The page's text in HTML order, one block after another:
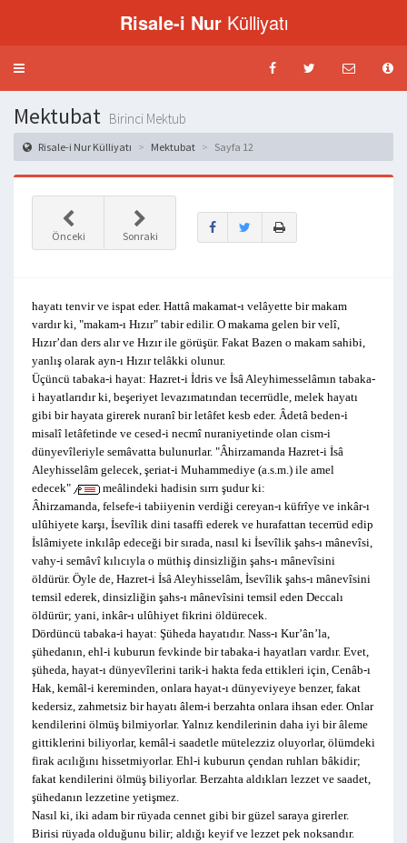
Risale-i NurKülliyatı
Menü
Mektubat Birinci Mektub
Risale-i Nur Külliyatı Mektubat Sayfa 12
Önceki Sonraki
hayatı tenvir ve ispat eder. Hattâ makamat-ı velâyette bir makam
vardır ki, "makam-ı Hızır" tabir edilir. O makama gelen bir velî,
Hızır’dan ders alır ve Hızır ile görüşür. Fakat Bazen o makam sahibi,
yanlış olarak ayn-ı Hızır telâkki olunur.
Üçüncü tabaka-i hayat: Hazret-i İdris ve İsâ Aleyhimesselâmın tabaka-
i hayatlarıdır ki, beşeriyet levazımatından tecerrüdle, melek hayatı
gibi bir hayata girerek nuranî bir letâfet kesb eder. Âdetâ beden-i
misalî letâfetinde ve cesed-i necmî nuraniyetinde olan cism-i
dünyevîleriyle semâvatta bulunurlar. "Âhirzamanda Hazret-i İsâ
Aleyhisselâm gelecek, şeriat-i Muhammediye (a.s.m.) ile amel
edecek"
meâlindeki hadisin sırrı şudur ki:
Âhirzamanda, felsefe-i tabiiyenin verdiği cereyan-ı küfrîye ve inkâr-ı
ulûhiyete karşı, İsevîlik dini tasaffi ederek ve hurafattan tecerrüd edip
İslâmiyete inkılâp edeceği bir sırada, nasıl ki İsevîlik şahs-ı mânevîsi,
vahy-i semâvî kılıcıyla o müthiş dinsizliğin şahs-ı mânevîsini
öldürür. Öyle de, Hazret-i İsâ Aleyhisselâm, İsevîlik şahs-ı mânevîsini
temsil ederek, dinsizliğin şahs-ı mânevîsini temsil eden Deccalı
öldürür; yani, inkâr-ı ulûhiyet fikrini öldürecek.
Dördüncü tabaka-i hayat: Şüheda hayatıdır. Nass-ı Kur’ân’la,
şühedanın, ehl-i kuburun fevkinde bir tabaka-i hayatları vardır. Evet,
şüheda, hayat-ı dünyevîlerini tarik-i hakta feda ettikleri için, Cenâb-ı
Hak, kemâl-i kereminden, onlara hayat-ı dünyeviyeye benzer, fakat
kedersiz, zahmetsiz bir hayatı âlem-i berzahta onlara ihsan eder. Onlar
kendilerini ölmüş bilmiyorlar. Yalnız kendilerinin daha iyi bir âleme
gittiklerini biliyorlar, kemâl-i saadetle mütelezziz oluyorlar, ölümdeki
firak acılığını hissetmiyorlar. Ehl-i kuburun çendan ruhları bâkidir;
fakat kendilerini ölmüş biliyorlar. Berzahta aldıkları lezzet ve saadet,
şühedanın lezzetine yetişmez.
Nasıl ki, iki adam bir rüyada cennet gibi bir güzel saraya girerler.
Birisi rüyada olduğunu bilir; aldığı keyif ve lezzet pek noksandır.